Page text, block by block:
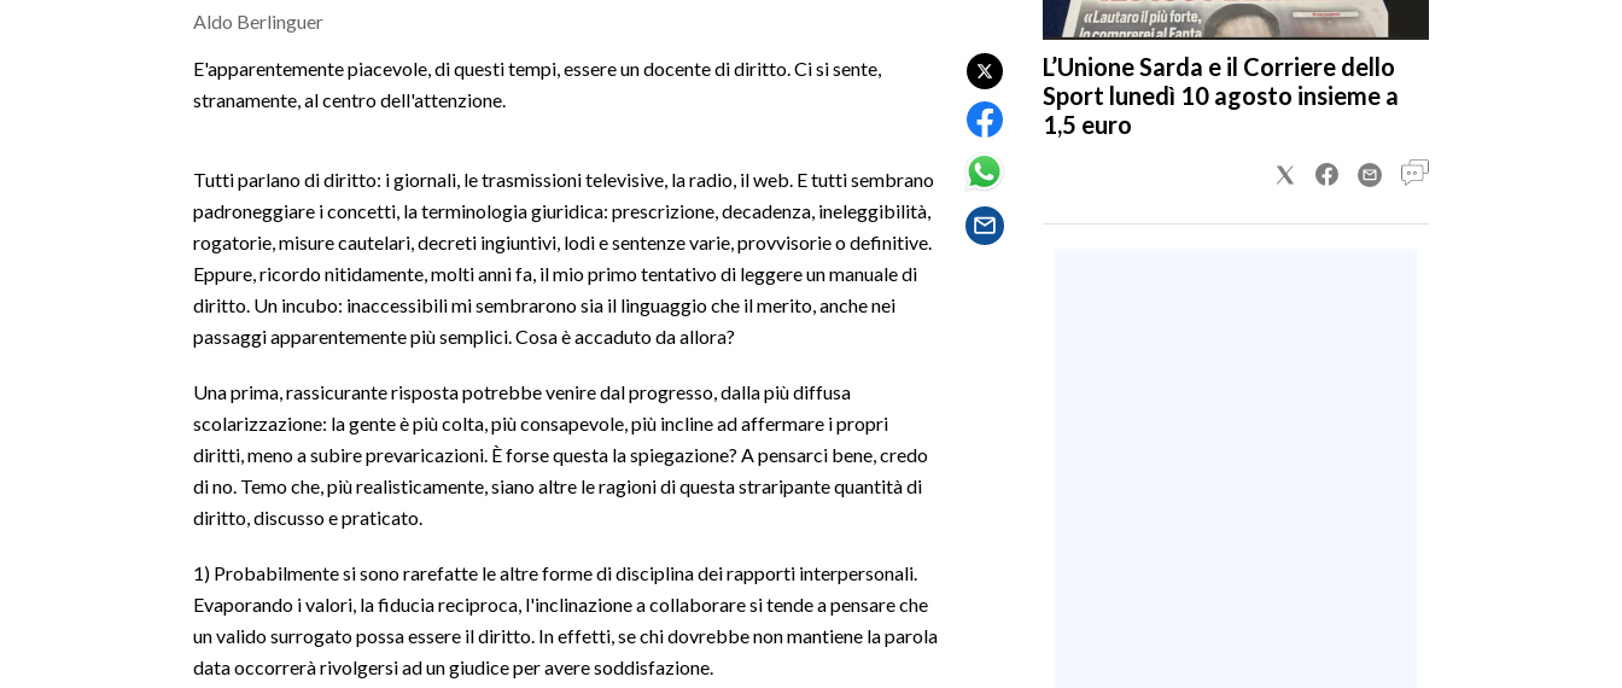
SERVIZI ALLE IMPRESE
Aldo Berlinguer
E'apparentemente piacevole, di questi tempi, essere un docente di diritto. Ci si sente,
stranamente, al centro dell'attenzione.
Tutti parlano di diritto: i giornali, le trasmissioni televisive, la radio, il web. E tutti sembrano
padroneggiare i concetti, la terminologia giuridica: prescrizione, decadenza, ineleggibilità,
rogatorie, misure cautelari, decreti ingiuntivi, lodi e sentenze varie, provvisorie o definitive.
Eppure, ricordo nitidamente, molti anni fa, il mio primo tentativo di leggere un manuale di
diritto. Un incubo: inaccessibili mi sembrarono sia il linguaggio che il merito, anche nei
passaggi apparentemente più semplici. Cosa è accaduto da allora?
Una prima, rassicurante risposta potrebbe venire dal progresso, dalla più diffusa
scolarizzazione: la gente è più colta, più consapevole, più incline ad affermare i propri
diritti, meno a subire prevaricazioni. È forse questa la spiegazione? A pensarci bene, credo
di no. Temo che, più realisticamente, siano altre le ragioni di questa straripante quantità di
diritto, discusso e praticato.
1) Probabilmente si sono rarefatte le altre forme di disciplina dei rapporti interpersonali.
Evaporando i valori, la fiducia reciproca, l'inclinazione a collaborare si tende a pensare che
un valido surrogato possa essere il diritto. In effetti, se chi dovrebbe non mantiene la parola
data occorrerà rivolgersi ad un giudice per avere soddisfazione.
L’Unione Sarda e il Corriere dello
Sport lunedì 10 agosto insieme a
1,5 euro